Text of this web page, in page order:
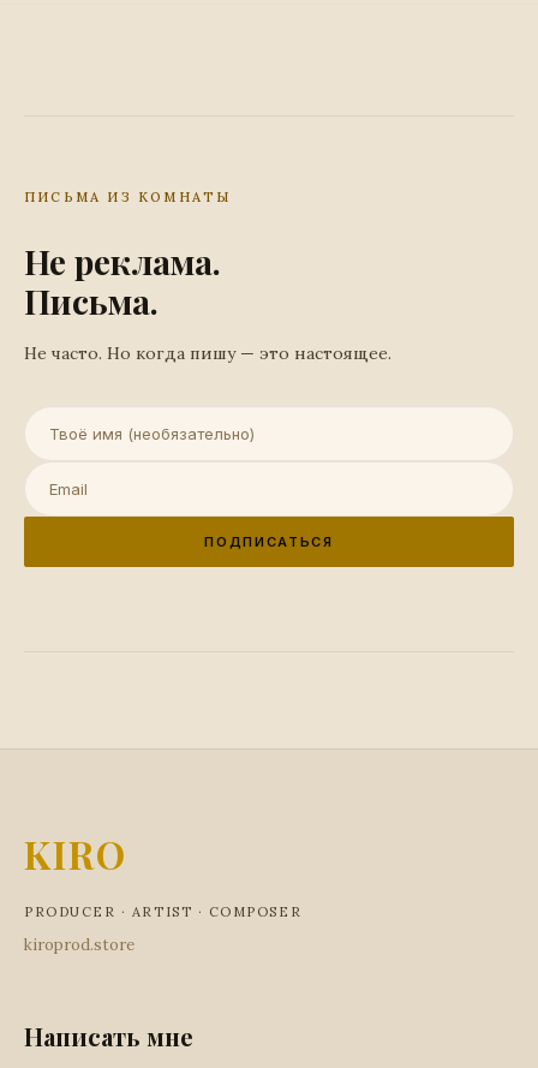
ПИСЬМА ИЗ КОМНАТЫ
Не реклама.
Письма.
Не часто. Но когда пишу — это настоящее.
ПОДПИСАТЬСЯ
KIRO
PRODUCER · ARTIST · COMPOSER
kiroprod.store
Написать мне